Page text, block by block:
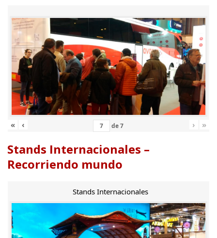
« ‹ de7 › »
Stands Internacionales –
Recorriendo mundo
Stands Internacionales